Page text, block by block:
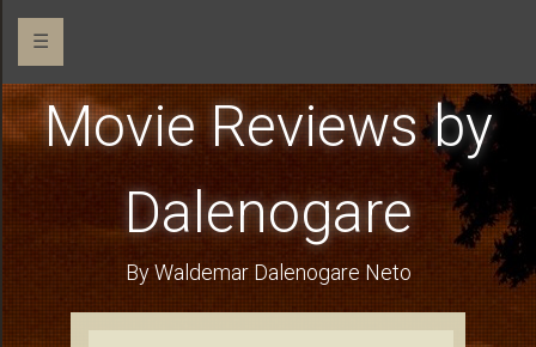
☰
Movie Reviews by
Dalenogare
By Waldemar Dalenogare Neto